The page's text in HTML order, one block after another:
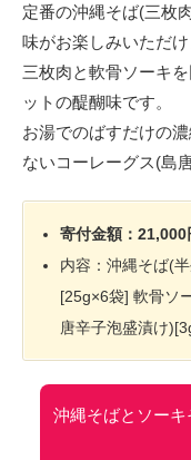
定番の沖縄そば(三枚
味がお楽しみいただけ
三枚肉と軟骨ソーキ
ットの醍醐味です。
お湯でのばすだけの
ないコーレーグス(島
寄付金額：21,000
内容：沖縄そば(
[25g×6袋] 軟骨ソ
唐辛子泡盛漬け
沖縄そばとソー